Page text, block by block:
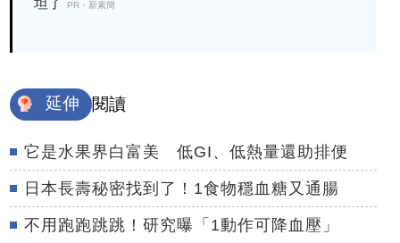
坦了
PR・新素簡
延伸 閱讀
它是水果界白富美 低GI、低熱量還助排便
日本長壽秘密找到了！1食物穩血糖又通腸
不用跑跑跳跳！研究曝「1動作可降血壓」